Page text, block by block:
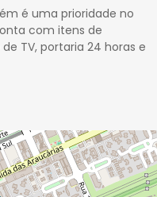
é uma prioridade no
com itens de
TV, portaria 24 horas e